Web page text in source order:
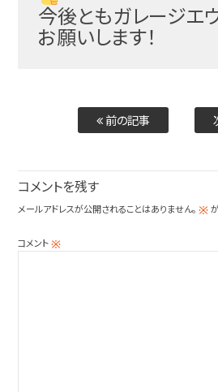
今後ともガレージエ
お願いします！
前の記事
コメントを残す
メールアドレスが公開されることはありません。 ※
コメント※